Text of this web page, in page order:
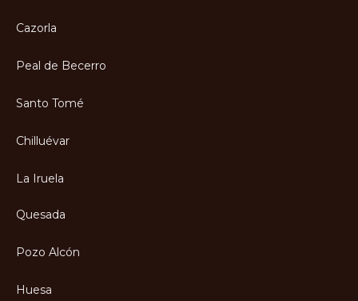
Cazorla
Peal de Becerro
Santo Tomé
Chilluévar
La Iruela
Quesada
Pozo Alcón
Huesa